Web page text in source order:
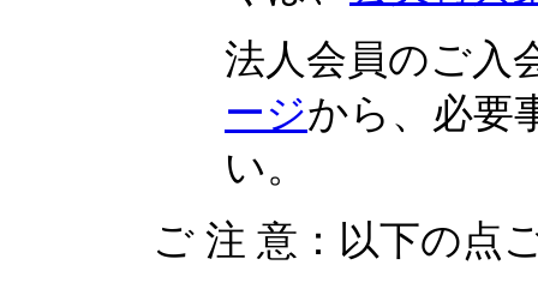
法人会員のご入
ージから、必要
い。
ご 注 意：以下の点